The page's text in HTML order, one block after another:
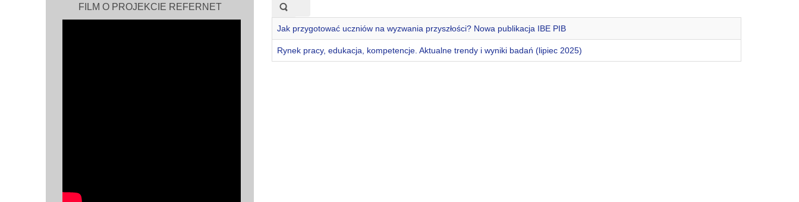
FILM O PROJEKCIE REFERNET
tytułu
Jak przygotować uczniów na wyzwania przyszłości? Nowa publikacja IBE PIB
Rynek pracy, edukacja, kompetencje. Aktualne trendy i wyniki badań (lipiec 2025)